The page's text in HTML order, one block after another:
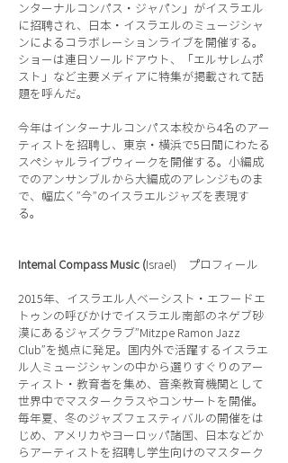
ンターナルコンパス・ジャパン」がイスラエル
に招聘され、日本・イスラエルのミュージシャ
ンによるコラボレーションライブを開催する。
ショーは連日ソールドアウト、「エルサレムポ
スト」など主要メディアに特集が掲載されて話
題を呼んだ。
今年はインターナルコンパス本校から4名のアー
ティストを招聘し、東京・横浜で5日間にわたる
スペシャルライブウィークを開催する。小編成
でのアンサンブルから大編成のアレンジものま
で、幅広く”今”のイスラエルジャズを表現す
る。
Internal Compass Music (Israel) プロフィール
2015年、イスラエル人ベーシスト・エフードエ
トゥンの呼びかけでイスラエル南部のネゲブ砂
漠にあるジャズクラブ”Mitzpe Ramon Jazz
Club”を拠点に発足。国内外で活躍するイスラエ
ル人ミュージシャンの中から選りすぐりのアー
ティスト・教育者を集め、音楽教育機関として
世界中でマスタークラスやコンサートを開催。
毎年夏、冬のジャズフェスティバルの開催をは
じめ、アメリカやヨーロッパ諸国、日本などか
らアーティストを招聘し学生向けのマスターク